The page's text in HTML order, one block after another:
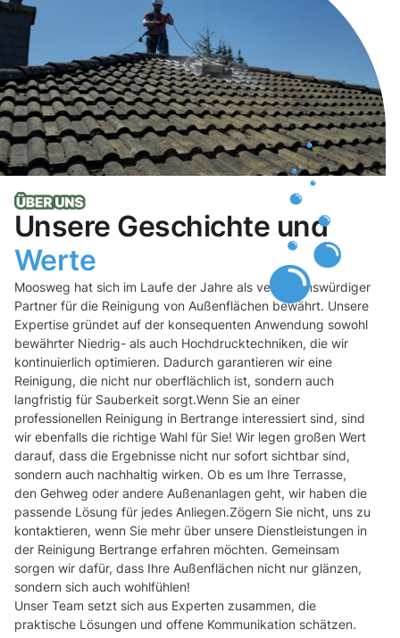
Unsere Geschichte und
Werte
Moosweg hat sich im Laufe der Jahre als vertrauenswürdiger
Partner für die Reinigung von Außenflächen bewährt. Unsere
Expertise gründet auf der konsequenten Anwendung sowohl
bewährter Niedrig- als auch Hochdrucktechniken, die wir
kontinuierlich optimieren. Dadurch garantieren wir eine
Reinigung, die nicht nur oberflächlich ist, sondern auch
langfristig für Sauberkeit sorgt.Wenn Sie an einer
professionellen Reinigung in Bertrange interessiert sind, sind
wir ebenfalls die richtige Wahl für Sie! Wir legen großen Wert
darauf, dass die Ergebnisse nicht nur sofort sichtbar sind,
sondern auch nachhaltig wirken. Ob es um Ihre Terrasse,
den Gehweg oder andere Außenanlagen geht, wir haben die
passende Lösung für jedes Anliegen.Zögern Sie nicht, uns zu
kontaktieren, wenn Sie mehr über unsere Dienstleistungen in
der Reinigung Bertrange erfahren möchten. Gemeinsam
sorgen wir dafür, dass Ihre Außenflächen nicht nur glänzen,
sondern sich auch wohlfühlen!
Unser Team setzt sich aus Experten zusammen, die
praktische Lösungen und offene Kommunikation schätzen.